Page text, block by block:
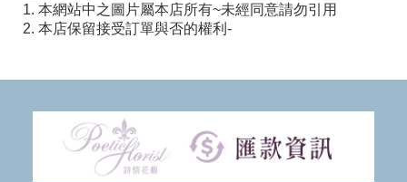
1. 本網站中之圖片屬本店所有~未經同意請勿引用
2. 本店保留接受訂單與否的權利-